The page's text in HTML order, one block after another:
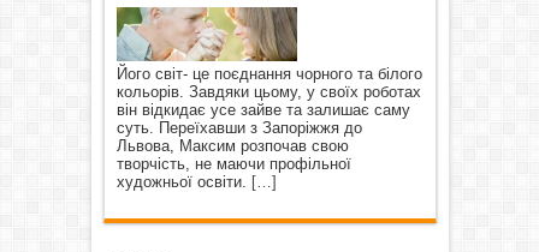
Його світ- це поєднання чорного та білого
кольорів. Завдяки цьому, у своїх роботах
він відкидає усе зайве та залишає саму
суть. Переїхавши з Запоріжжя до
Львова, Максим розпочав свою
творчість, не маючи профільної
художньої освіти. […]